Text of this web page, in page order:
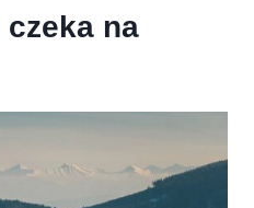
na